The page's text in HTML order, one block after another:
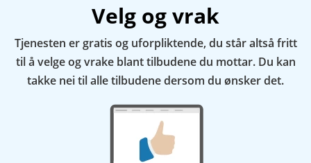
Velg og vrak
Tjenesten er gratis og uforpliktende, du står altså fritt
til å velge og vrake blant tilbudene du mottar. Du kan
takke nei til alle tilbudene dersom du ønsker det.